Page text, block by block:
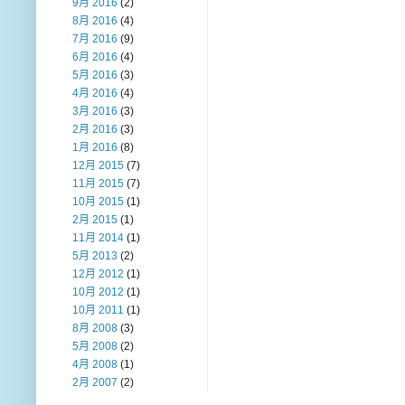
9月 2016 (2)
8月 2016 (4)
7月 2016 (9)
6月 2016 (4)
5月 2016 (3)
4月 2016 (4)
3月 2016 (3)
2月 2016 (3)
1月 2016 (8)
12月 2015 (7)
11月 2015 (7)
10月 2015 (1)
2月 2015 (1)
11月 2014 (1)
5月 2013 (2)
12月 2012 (1)
10月 2012 (1)
10月 2011 (1)
8月 2008 (3)
5月 2008 (2)
4月 2008 (1)
2月 2007 (2)